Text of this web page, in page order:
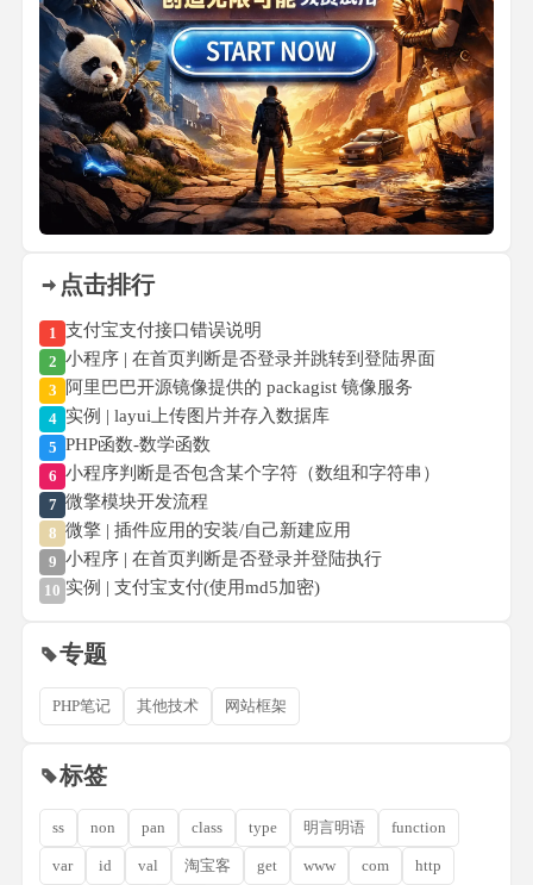
点击排行
1 支付宝支付接口错误说明
2 小程序 | 在首页判断是否登录并跳转到登陆界面
3 阿里巴巴开源镜像提供的 packagist 镜像服务
4 实例 | layui上传图片并存入数据库
5 PHP函数-数学函数
6 小程序判断是否包含某个字符（数组和字符串）
7 微擎模块开发流程
8 微擎 | 插件应用的安装/自己新建应用
9 小程序 | 在首页判断是否登录并登陆执行
10 实例 | 支付宝支付(使用md5加密)
专题
PHP笔记 其他技术 网站框架
标签
ss non pan class type 明言明语 function
var id val 淘宝客 get www com http